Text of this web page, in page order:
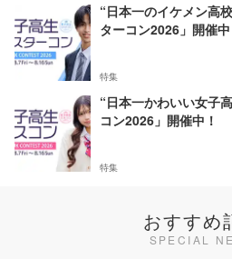
“日本一のイケメン高
ターコン2026」開催中
特集
“日本一かわいい女子
コン2026」開催中！
特集
おすすめ
SPECIAL